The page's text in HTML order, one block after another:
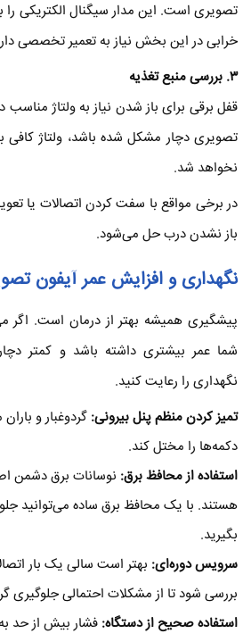
تصویری است. این مدار سیگنال الکتریکی را
خرابی در این بخش نیاز به تعمیر تخصصی
۳. بررسی منبع تغذیه
قفل برقی برای باز شدن نیاز به ولتاژ مناسب
تصویری دچار مشکل شده باشد، ولتاژ کافی
نخواهد شد.
در برخی مواقع با سفت کردن اتصالات یا
باز نشدن درب حل می‌شود.
نگهداری و افزایش عمر آیفون ت
پیشگیری همیشه بهتر از درمان است. اگر
شما عمر بیشتری داشته باشد و کمتر
نگهداری را رعایت کنید.
تمیز کردن منظم پنل بیرونی: گردوغبار و
دکمه‌ها را مختل کند.
استفاده از محافظ برق: نوسانات برق دشمن
هستند. با یک محافظ برق ساده می‌توانید
بگیرید.
سرویس دوره‌ای: بهتر است سالی یک بار
بررسی شود تا از مشکلات احتمالی جلوگیری
استفاده صحیح از دستگاه: فشار بیش از حد